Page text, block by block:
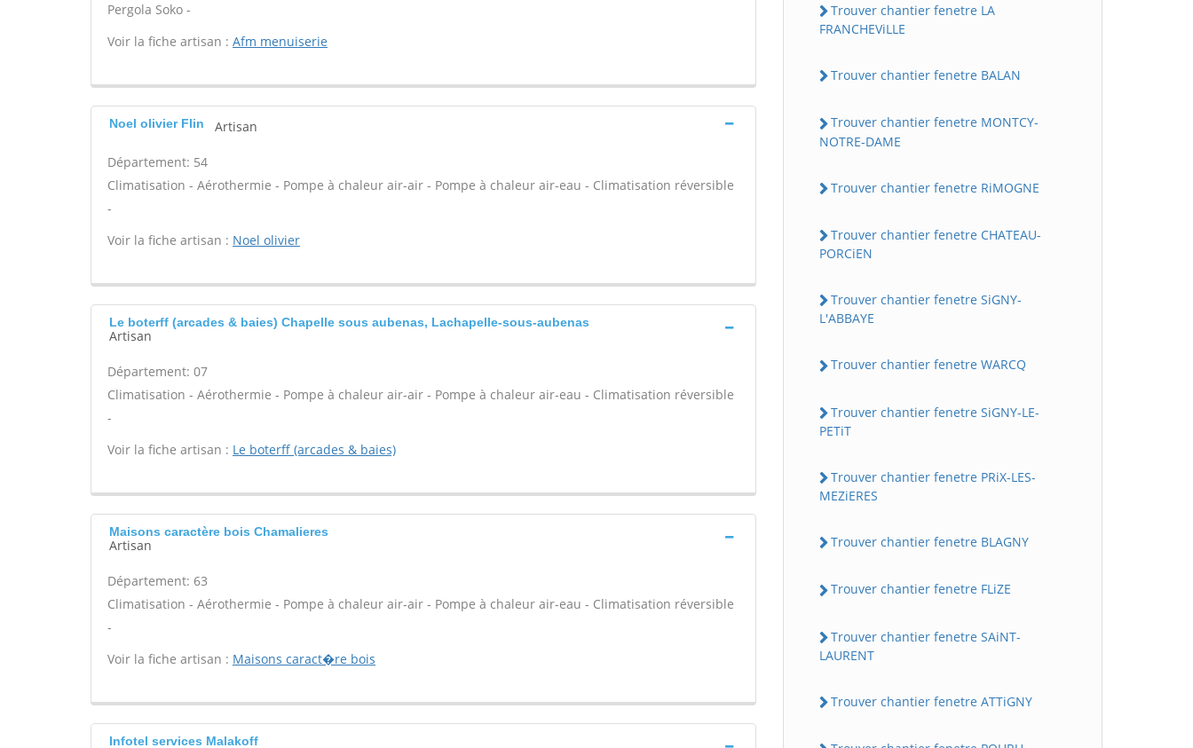
Pergola Soko -
Voir la fiche artisan : Afm menuiserie
Noel olivier Flin Artisan
Département: 54
Climatisation - Aérothermie - Pompe à chaleur air-air - Pompe à chaleur air-eau - Climatisation réversible
-
Voir la fiche artisan : Noel olivier
Le boterff (arcades & baies) Chapelle sous aubenas, Lachapelle-sous-aubenas
Artisan
Département: 07
Climatisation - Aérothermie - Pompe à chaleur air-air - Pompe à chaleur air-eau - Climatisation réversible
-
Voir la fiche artisan : Le boterff (arcades & baies)
Maisons caractère bois Chamalieres
Artisan
Département: 63
Climatisation - Aérothermie - Pompe à chaleur air-air - Pompe à chaleur air-eau - Climatisation réversible
-
Voir la fiche artisan : Maisons caract�re bois
Infotel services Malakoff
Trouver chantier fenetre LA
FRANCHEViLLE
Trouver chantier fenetre BALAN
Trouver chantier fenetre MONTCY-
NOTRE-DAME
Trouver chantier fenetre RiMOGNE
Trouver chantier fenetre CHATEAU-
PORCiEN
Trouver chantier fenetre SiGNY-
L'ABBAYE
Trouver chantier fenetre WARCQ
Trouver chantier fenetre SiGNY-LE-
PETiT
Trouver chantier fenetre PRiX-LES-
MEZiERES
Trouver chantier fenetre BLAGNY
Trouver chantier fenetre FLiZE
Trouver chantier fenetre SAiNT-
LAURENT
Trouver chantier fenetre ATTiGNY